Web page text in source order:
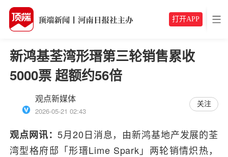
打开APP
新鸿基荃湾形瑨第三轮销售累收
5000票 超额约56倍
观点新媒体
2026-05-21 02:43
关注
观点网讯：5月20日消息，由新鸿基地产发展的荃
湾型格府邸「形瑨Lime Spark」两轮销情炽热，